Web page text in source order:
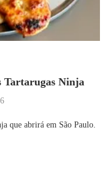
Tartarugas Ninja
que abrirá em São Paulo.